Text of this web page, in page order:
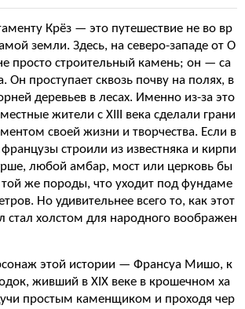
Крёз — это путешествие не во вр
земли. Здесь, на северо-западе от О
просто строительный камень; он — са
Он проступает сквозь почву на полях, в
деревьев в лесах. Именно из-за это
жители с XIII века сделали грани
своей жизни и творчества. Если в
строили из известняка и кирпи
любой амбар, мост или церковь бы
же породы, что уходит под фундаме
Но удивительнее всего то, как этот
стал холстом для народного воображен
этой истории — Франсуа Мишо, к
живший в XIX веке в крошечном ха
простым каменщиком и проходя чер